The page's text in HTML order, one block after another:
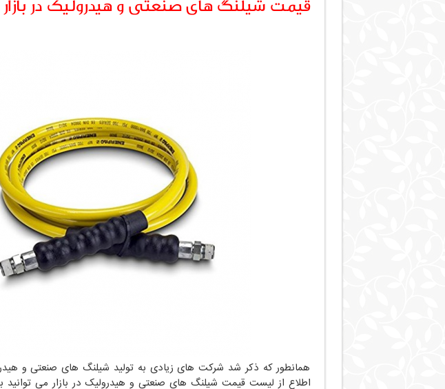
قیمت شیلنگ های صنعتی و هیدرولیک در بازار
همانطور که ذکر شد شرکت های زیادی به تولید شیلنگ های صنعتی و
اطلاع از لیست قیمت شیلنگ های صنعتی و هیدرولیک در بازار می